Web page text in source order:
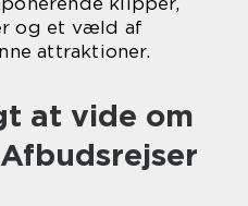
og et væld af
attraktioner.
at vide om